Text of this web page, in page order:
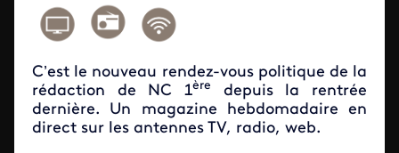
C’est le nouveau rendez-vous politique de la
rédaction de NC 1ère
depuis la rentrée
dernière. Un magazine hebdomadaire en
direct sur les antennes TV, radio, web.